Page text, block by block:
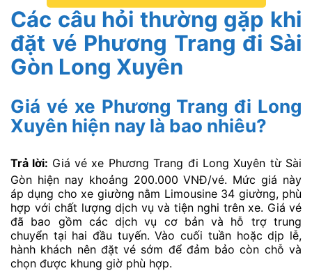
Các câu hỏi thường gặp khi
đặt vé Phương Trang đi Sài
Gòn Long Xuyên
Giá vé xe Phương Trang đi Long
Xuyên hiện nay là bao nhiêu?
Trả lời: Giá vé xe Phương Trang đi Long Xuyên từ Sài
Gòn hiện nay khoảng 200.000 VNĐ/vé. Mức giá này
áp dụng cho xe giường nằm Limousine 34 giường, phù
hợp với chất lượng dịch vụ và tiện nghi trên xe. Giá vé
đã bao gồm các dịch vụ cơ bản và hỗ trợ trung
chuyển tại hai đầu tuyến. Vào cuối tuần hoặc dịp lễ,
hành khách nên đặt vé sớm để đảm bảo còn chỗ và
chọn được khung giờ phù hợp.